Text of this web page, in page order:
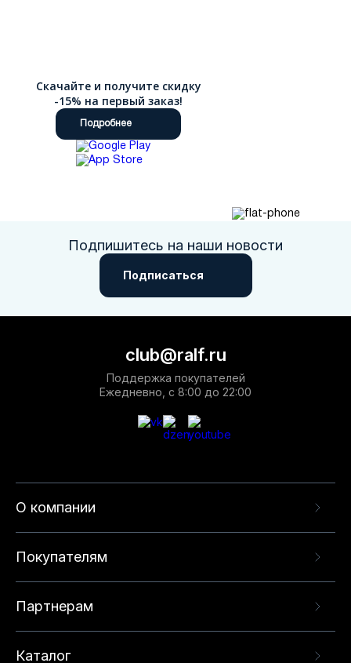
Скачайте и получите скидку
-15% на первый заказ!
Подробнее
Подпишитесь на наши новости
Подписаться
О компании
Покупателям
Партнерам
Каталог
club@ralf.ru
Поддержка покупателей
Ежедневно, с 8:00 до 22:00